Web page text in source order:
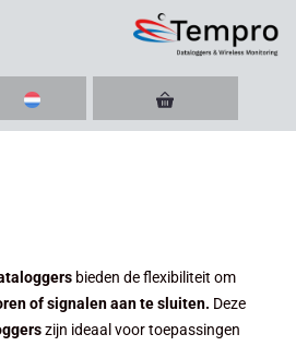
bieden de flexibiliteit om
of signalen aan te sluiten. Deze
zijn ideaal voor toepassingen